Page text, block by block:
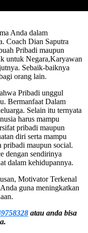
Anda dalam
Coach Dian Saputra
Pribadi maupun
untuk Negara,Karyawan
Sebaik-baiknya
orang lain.
Pribadi unggul
Bermanfaat Dalam
Selain itu ternyata
harus mampu
pribadi maupun
diri serta mampu
pribadi maupun social.
dengan sendirinya
dalam kehidupannya.
Motivator Terkenal
guna meningkatkan
atau anda bisa